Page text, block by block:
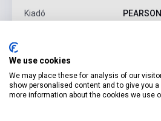
Kiadó
Nyelv
Részletes leírás
We use cookies
We may place these for analysis of our
show personalised content and to give you
more information about the cookies we use